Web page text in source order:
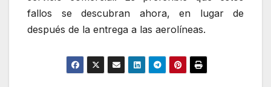
fallos se descubran ahora, en lugar de
después de la entrega a las aerolíneas.